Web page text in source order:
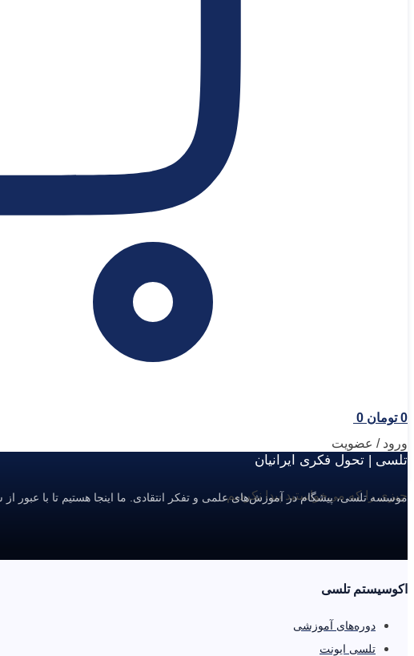
0 تومان 0
ورود / عضویت
چیزی را که می‌خواستید پیدا نکردیم.
تلسی | تحول فکری ایرانیان
موسسه تلسی، پیشگام در آموزش‌های علمی و تفکر انتقادی. ما اینجا هستیم تا با
اکوسیستم تلسی
دوره‌های آموزشی
تلسی ایونت